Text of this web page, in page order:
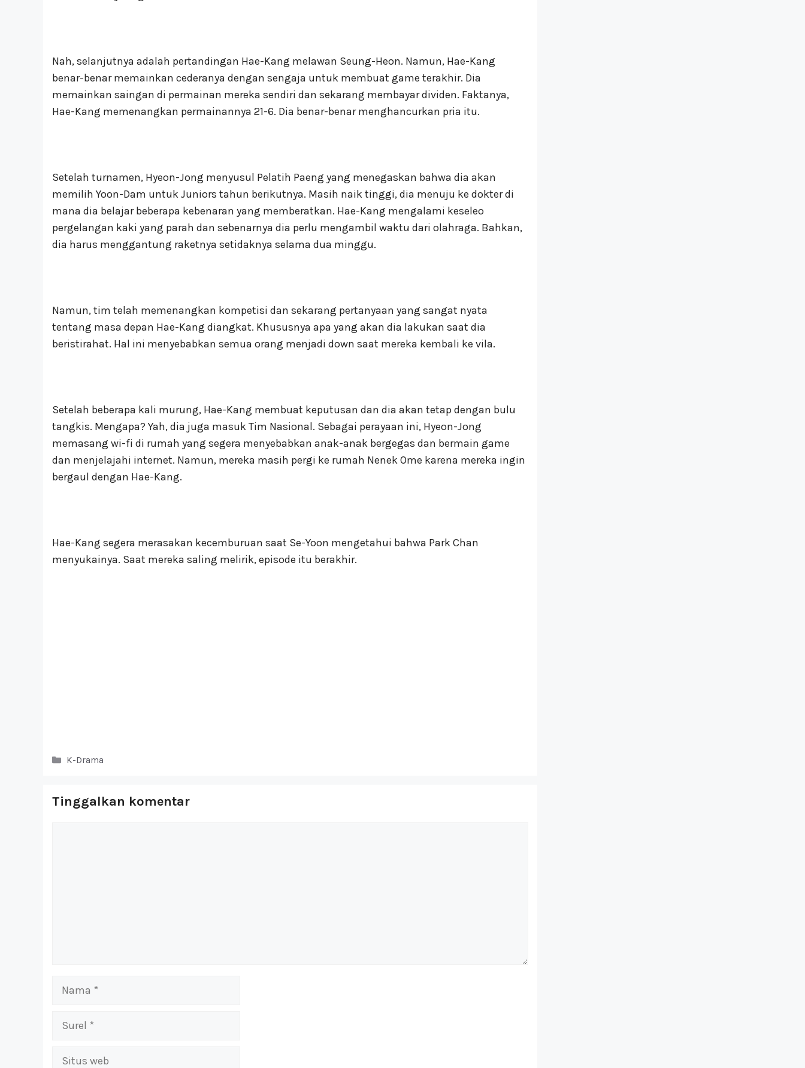
Nah, selanjutnya adalah pertandingan Hae-Kang melawan Seung-Heon. Namun, Hae-Kang
benar-benar memainkan cederanya dengan sengaja untuk membuat game terakhir. Dia
memainkan saingan di permainan mereka sendiri dan sekarang membayar dividen. Faktanya,
Hae-Kang memenangkan permainannya 21-6. Dia benar-benar menghancurkan pria itu.
Setelah turnamen, Hyeon-Jong menyusul Pelatih Paeng yang menegaskan bahwa dia akan
memilih Yoon-Dam untuk Juniors tahun berikutnya. Masih naik tinggi, dia menuju ke dokter di
mana dia belajar beberapa kebenaran yang memberatkan. Hae-Kang mengalami keseleo
pergelangan kaki yang parah dan sebenarnya dia perlu mengambil waktu dari olahraga. Bahkan,
dia harus menggantung raketnya setidaknya selama dua minggu.
Namun, tim telah memenangkan kompetisi dan sekarang pertanyaan yang sangat nyata
tentang masa depan Hae-Kang diangkat. Khususnya apa yang akan dia lakukan saat dia
beristirahat. Hal ini menyebabkan semua orang menjadi down saat mereka kembali ke vila.
Setelah beberapa kali murung, Hae-Kang membuat keputusan dan dia akan tetap dengan bulu
tangkis. Mengapa? Yah, dia juga masuk Tim Nasional. Sebagai perayaan ini, Hyeon-Jong
memasang wi-fi di rumah yang segera menyebabkan anak-anak bergegas dan bermain game
dan menjelajahi internet. Namun, mereka masih pergi ke rumah Nenek Ome karena mereka ingin
bergaul dengan Hae-Kang.
Hae-Kang segera merasakan kecemburuan saat Se-Yoon mengetahui bahwa Park Chan
menyukainya. Saat mereka saling melirik, episode itu berakhir.
Kategori
K-Drama
Tinggalkan komentar
Nama
Surel
Situs